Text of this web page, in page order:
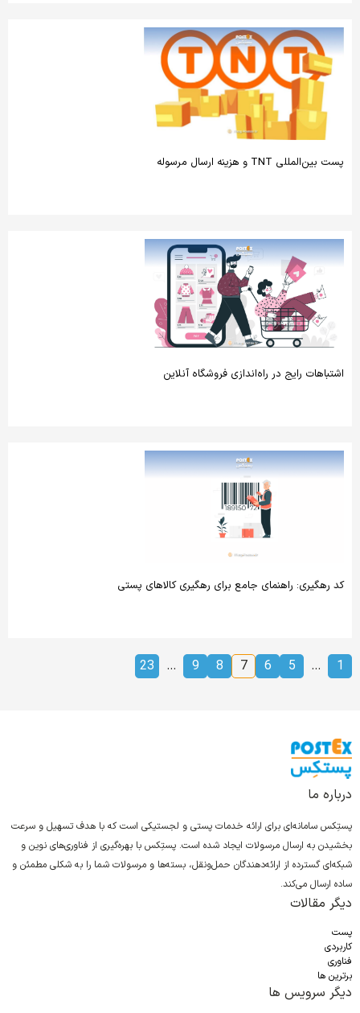
پست بین‌المللی TNT و هزینه ارسال مرسوله
اشتباهات رایج در راه‌اندازی فروشگاه آنلاین
کد رهگیری: راهنمای جامع برای رهگیری کالاهای پستی
1
…
5
6
7
8
9
…
23
درباره ما
پستِکس سامانه‌ای برای ارائه خدمات پستی و لجستیکی است که با هدف تسهیل و سرعت
بخشیدن به ارسال مرسولات ایجاد شده است. پستِکس با بهره‌گیری از فناوری‌های نوین و
شبکه‌ای گسترده از ارائه‌دهندگان حمل‌ونقل، بسته‌ها و مرسولات شما را به شکلی مطمئن و
ساده ارسال می‌کند.
دیگر مقالات
پست
کاربردی
فناوری
برترین ها
دیگر سرویس ها